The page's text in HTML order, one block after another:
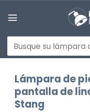
Buscar
por:
Lámpara de
pantalla de
Stang